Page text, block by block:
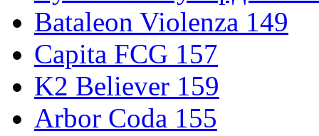
Bataleon Violenza 149
Capita FCG 157
K2 Believer 159
Arbor Coda 155